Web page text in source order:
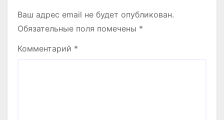
Ваш адрес email не будет опубликован.
Обязательные поля помечены *
Комментарий *